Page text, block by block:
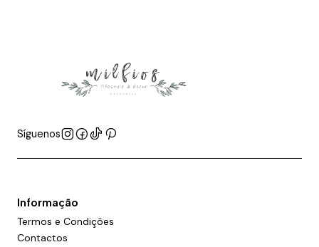
Síguenos
Informação
Termos e Condições
Contactos